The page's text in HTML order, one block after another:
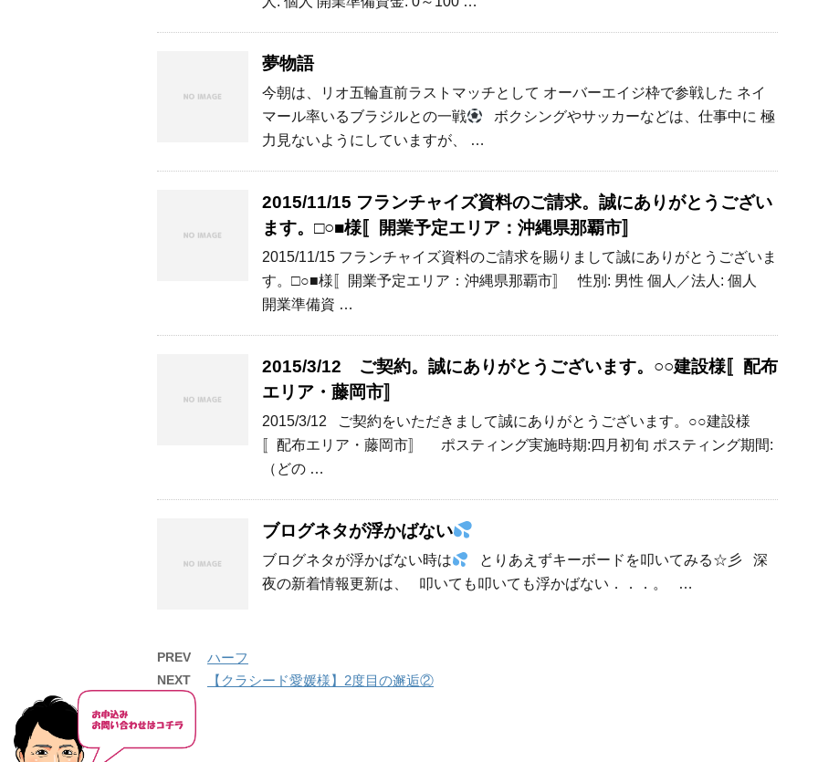
夢物語
今朝は、リオ五輪直前ラストマッチとして オーバーエイジ枠で参戦した ネイ
マール率いるブラジルとの一戦
ボクシングやサッカーなどは、仕事中に 極
力見ないようにしていますが、 …
2015/11/15 フランチャイズ資料のご請求。誠にありがとうござい
ます。□○■様〚開業予定エリア：沖縄県那覇市〛
2015/11/15 フランチャイズ資料のご請求を賜りまして誠にありがとうございま
す。□○■様〚開業予定エリア：沖縄県那覇市〛 性別: 男性 個人／法人: 個人
開業準備資 …
2015/3/12 ご契約。誠にありがとうございます。○○建設様〚配布
エリア・藤岡市〛
2015/3/12 ご契約をいただきまして誠にありがとうございます。○○建設様
〚配布エリア・藤岡市〛 ポスティング実施時期:四月初旬 ポスティング期間:
（どの …
ブログネタが浮かばない
ブログネタが浮かばない時は
とりあえずキーボードを叩いてみる☆彡 深
夜の新着情報更新は、 叩いても叩いても浮かばない．．．。 …
PREV ハーフ
NEXT 【クラシード愛媛様】2度目の邂逅②